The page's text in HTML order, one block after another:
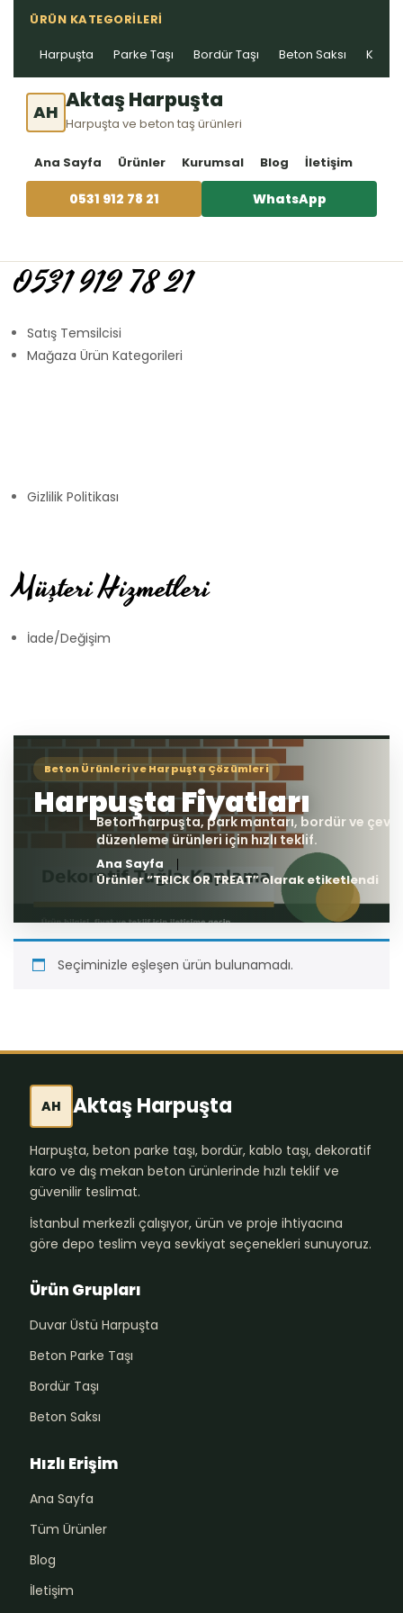
ÜRÜN KATEGORILERI
Harpuşta Parke Taşı Bordür Taşı Beton Saksı Kablo
AH Aktaş Harpuşta
Harpuşta ve beton taş ürünleri
Ana Sayfa Ürünler Kurumsal Blog İletişim
0531 912 78 21 WhatsApp
0531 912 78 21
Satış Temsilcisi
Mağaza Ürün Kategorileri
Gizlilik Politikası
Müşteri Hizmetleri
İade/Değişim
Ana Sayfa
Ürünler “TRICK OR TREAT” olarak etiketlendi
Seçiminizle eşleşen ürün bulunamadı.
AH Aktaş Harpuşta
Harpuşta, beton parke taşı, bordür, kablo taşı, dekoratif
karo ve dış mekan beton ürünlerinde hızlı teklif ve
güvenilir teslimat.
İstanbul merkezli çalışıyor, ürün ve proje ihtiyacına
göre depo teslim veya sevkiyat seçenekleri sunuyoruz.
Ürün Grupları
Duvar Üstü Harpuşta
Beton Parke Taşı
Bordür Taşı
Beton Saksı
Hızlı Erişim
Ana Sayfa
Tüm Ürünler
Blog
İletişim